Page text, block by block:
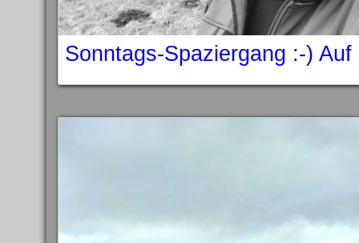
Sonntags-Spaziergang :-) Auf